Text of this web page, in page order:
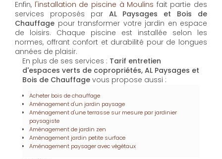
Aménagement d'une terrasse sur mesure par jardinier
paysagiste
Aménagement de jardin zen
Aménagement jardin petite surface
Aménagement paysager avec végétaux
Moulins
AL Paysages et Bois de Chauffage Paysagiste
intervient à proximité de :
Dompierre-sur-Besbre
Lapalisse
Moulins
Contactez-nous : Tarif entretien d'espaces verts de
copropriétés Moulins
Nom Prénom